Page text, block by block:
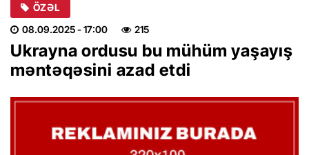
ÖZƏL
08.09.2025- 17:00 215
Ukrayna ordusu bu mühüm yaşayış
məntəqəsini azad etdi